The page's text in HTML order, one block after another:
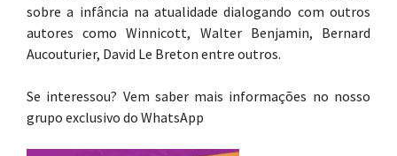
sobre a infância na atualidade dialogando com outros
autores como Winnicott, Walter Benjamin, Bernard
Aucouturier, David Le Breton entre outros.
Se interessou? Vem saber mais informações no nosso
grupo exclusivo do WhatsApp